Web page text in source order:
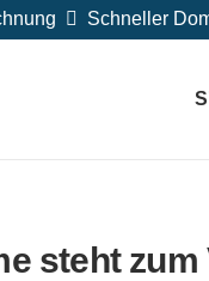
Schneller
steht zum